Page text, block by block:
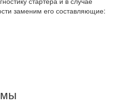
заменим его составляющие: